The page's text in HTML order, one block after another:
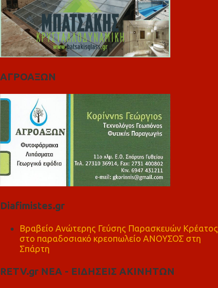
ΑΓΡΟΑΞΩΝ
Diafimistes.gr
Βραβείο Ανώτερης Γεύσης Παρασκευών Κρέατος
στο παραδοσιακό κρεοπωλείο ΑΝΟΥΣΟΣ στη
Σπάρτη
RETV.gr ΝΕΑ - ΕΙΔΗΣΕΙΣ ΑΚΙΝΗΤΩΝ